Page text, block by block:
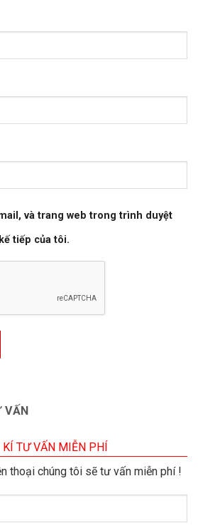
và trang web trong trình duyệt
tiếp của tôi.
TƯ VẤN MIỄN PHÍ
thoại chúng tôi sẽ tư vấn miễn phí !